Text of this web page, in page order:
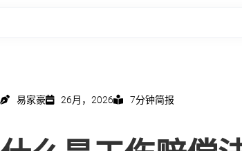
易家豪 26月，2026 7分钟简报